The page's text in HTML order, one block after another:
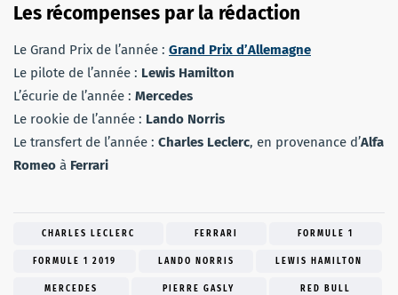
Les récompenses par la rédaction
Le Grand Prix de l’année : Grand Prix d’Allemagne
Le pilote de l’année : Lewis Hamilton
L’écurie de l’année : Mercedes
Le rookie de l’année : Lando Norris
Le transfert de l’année : Charles Leclerc, en provenance d’Alfa
Romeo à Ferrari
CHARLES LECLERC FERRARI FORMULE 1
FORMULE 1 2019 LANDO NORRIS LEWIS HAMILTON
MERCEDES PIERRE GASLY RED BULL